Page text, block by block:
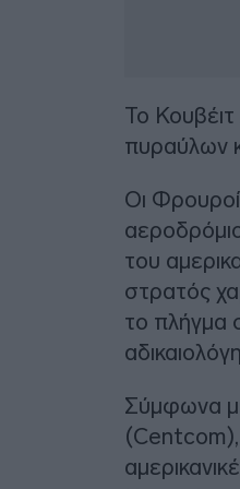
Το Κουβέιτ
πυραύλων
Οι
του
στρατός
το πλήγμα
Σύμφωνα
(Centcom),